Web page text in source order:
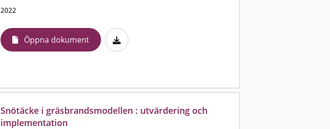
2022
Öppna dokument
Snötäcke i gräsbrandsmodellen : utvärdering och
implementation